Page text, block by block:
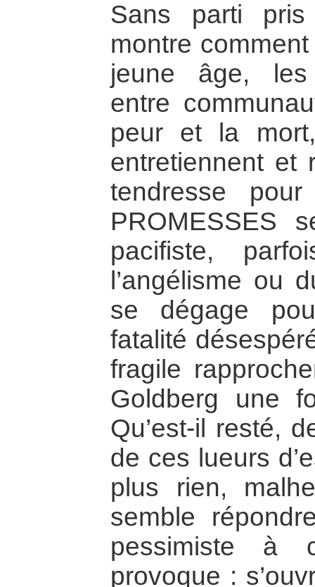
Sans parti
montre
jeune âge, les
entre
peur et la
entretiennent et
tendresse
PROMESSES
pacifiste,
l’angélisme ou
se dégage
fatalité
fragile
Goldberg une
Qu’est-il resté,
de ces lueurs
plus rien,
semble
pessimiste à
provoque :